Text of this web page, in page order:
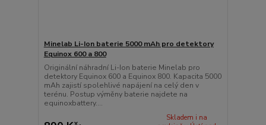
Minelab Li-Ion baterie 5000 mAh pro detektory
Equinox 600 a 800
Originální náhradní Li-Ion baterie Minelab pro
detektory Equinox 600 a Equinox 800. Kapacita 5000
mAh zajistí spolehlivé napájení na celý den v
terénu. Postup výměny baterie najdete na
equinoxbattery....
Skladem i na